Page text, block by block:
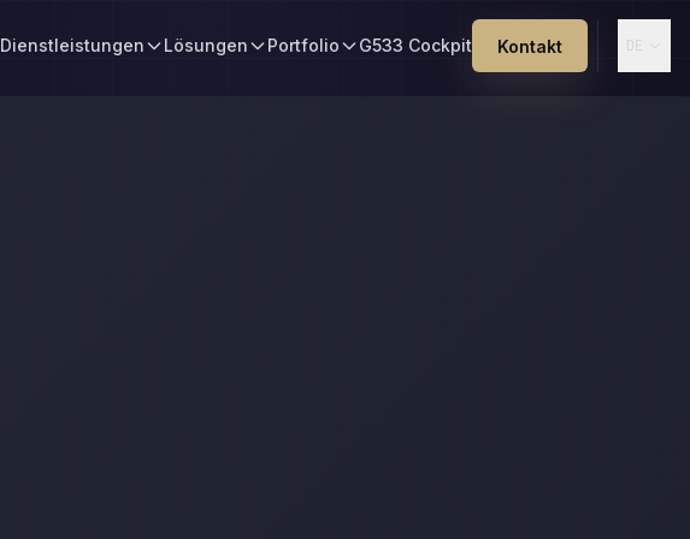
Dienstleistungen Lösungen Portfolio G533 Cockpit Kontakt DE